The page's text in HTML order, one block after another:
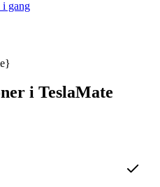
gang
i TeslaMate